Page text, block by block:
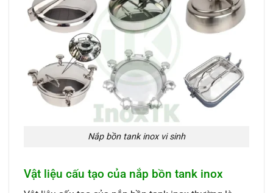
Nắp bồn tank inox vi sinh
Vật liệu cấu tạo của nắp bồn tank inox